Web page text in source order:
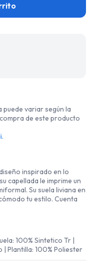
variar según la
de este producto
inspirado en lo
capellada le imprime un
Su suela liviana en
tu estilo. Cuenta
100% Sintetico Tr |
| Plantilla: 100% Poliester